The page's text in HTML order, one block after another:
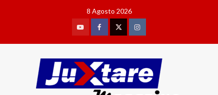
8 Agosto 2026
YoutubeFacebookTwitterInstagram